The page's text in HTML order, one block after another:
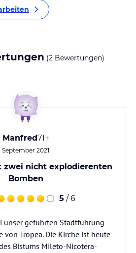
(2 Bewertungen)
Manfred71+
September 2021
zwei nicht explodierenten
Bomben
5 / 6
unser geführten Stadtführung
von Tropea. Die Kirche ist heute
Bistums Mileto-Nicotera-